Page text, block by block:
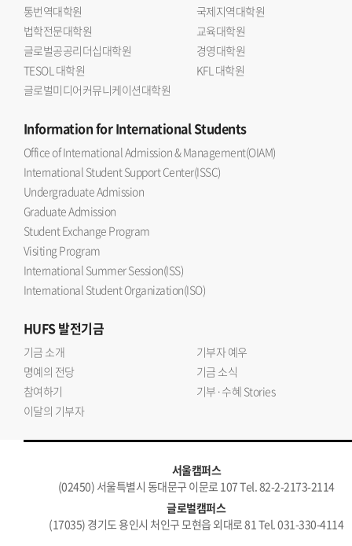
통번역대학원
국제지역대학원
법학전문대학원
교육대학원
글로벌공공리더십대학원
경영대학원
TESOL 대학원
KFL 대학원
글로벌미디어커뮤니케이션대학원
Informationfor International Students
Office of International Admission & Management(OIAM)
International Student Support Center(ISSC)
Undergraduate Admission
Graduate Admission
Student Exchange Program
Visiting Program
International Summer Session(ISS)
International Student Organization(ISO)
HUFS발전기금
기금 소개
기부자 예우
명예의 전당
기금 소식
참여하기
기부·수혜 Stories
이달의 기부자
서울캠퍼스
(02450) 서울특별시 동대문구 이문로 107 Tel. 82-2-2173-2114
글로벌캠퍼스
(17035) 경기도 용인시 처인구 모현읍 외대로 81 Tel. 031-330-4114